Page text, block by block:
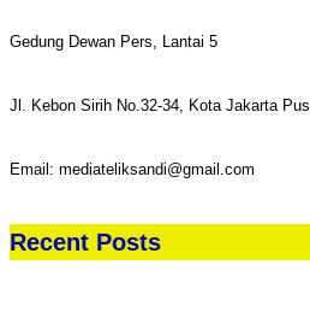
Gedung Dewan Pers, Lantai 5
Jl. Kebon Sirih No.32-34, Kota Jakarta
Email: mediateliksandi@gmail.com
Recent Posts